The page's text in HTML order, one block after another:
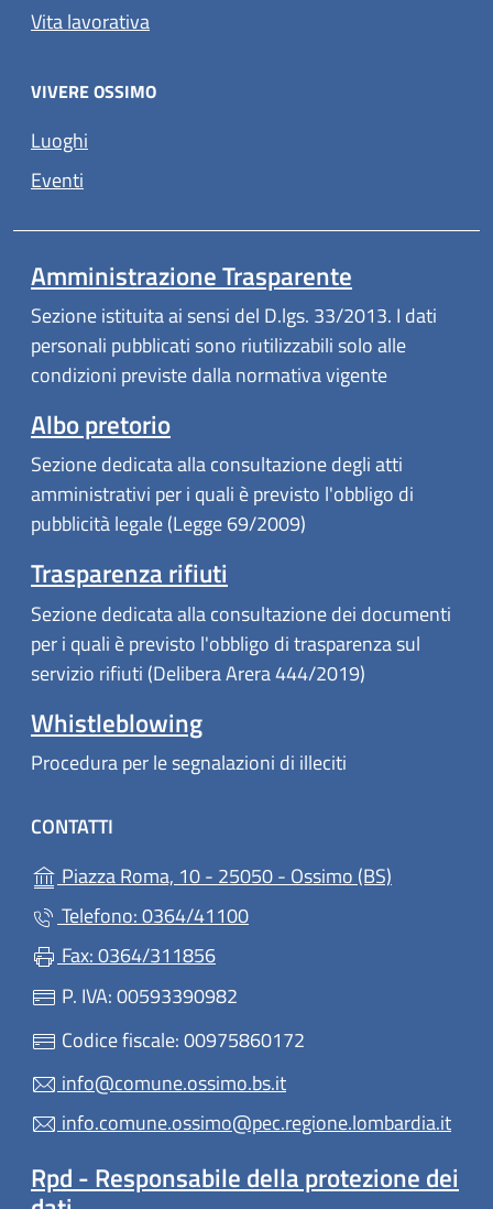
Vita lavorativa
VIVERE OSSIMO
Luoghi
Eventi
Amministrazione Trasparente
Sezione istituita ai sensi del D.lgs. 33/2013. I dati
personali pubblicati sono riutilizzabili solo alle
condizioni previste dalla normativa vigente
Albo pretorio
Sezione dedicata alla consultazione degli atti
amministrativi per i quali è previsto l'obbligo di
pubblicità legale (Legge 69/2009)
Trasparenza rifiuti
Sezione dedicata alla consultazione dei documenti
per i quali è previsto l'obbligo di trasparenza sul
servizio rifiuti (Delibera Arera 444/2019)
Whistleblowing
Procedura per le segnalazioni di illeciti
CONTATTI
Piazza Roma, 10 - 25050 - Ossimo (BS)
Telefono: 0364/41100
Fax: 0364/311856
P. IVA: 00593390982
Codice fiscale: 00975860172
info@comune.ossimo.bs.it
info.comune.ossimo@pec.regione.lombardia.it
Rpd - Responsabile della protezione dei